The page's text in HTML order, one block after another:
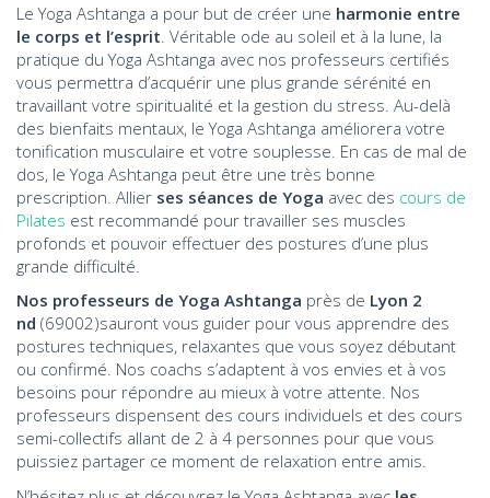
Le Yoga Ashtanga a pour but de créer une harmonie entre
le corps et l’esprit . Véritable ode au soleil et à la lune, la
pratique du Yoga Ashtanga avec nos professeurs certifiés
vous permettra d’acquérir une plus grande sérénité en
travaillant votre spiritualité et la gestion du stress. Au-delà
des bienfaits mentaux, le Yoga Ashtanga améliorera votre
tonification musculaire et votre souplesse. En cas de mal de
dos, le Yoga Ashtanga peut être une très bonne
prescription. Allier ses séances de Yoga avec des cours de
Pilates est recommandé pour travailler ses muscles
profonds et pouvoir effectuer des postures d’une plus
grande difficulté.
Nos professeurs de Yoga Ashtanga près de Lyon 2
nd (69002)sauront vous guider pour vous apprendre des
postures techniques, relaxantes que vous soyez débutant
ou confirmé. Nos coachs s’adaptent à vos envies et à vos
besoins pour répondre au mieux à votre attente. Nos
professeurs dispensent des cours individuels et des cours
semi-collectifs allant de 2 à 4 personnes pour que vous
puissiez partager ce moment de relaxation entre amis.